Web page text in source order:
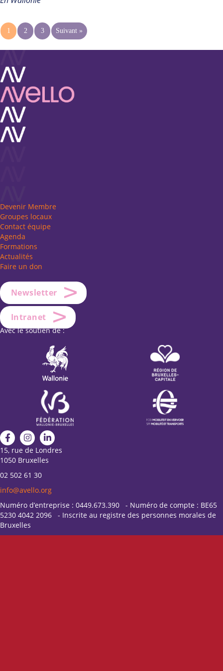
1 2 3 Suivant »
Devenir Membre
Groupes locaux
Contact équipe
Agenda
Formations
Actualités
Faire un don
Newsletter
Intranet
Avec le soutien de :
15, rue de Londres
1050 Bruxelles
02 502 61 30
info@avello.org
Numéro d’entreprise : 0449.673.390 - Numéro de compte : BE65
5230 4042 2096 - Inscrite au registre des personnes morales de
Bruxelles